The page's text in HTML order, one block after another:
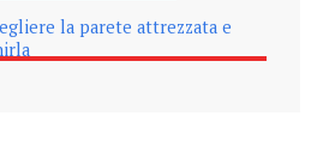
la parete attrezzata e